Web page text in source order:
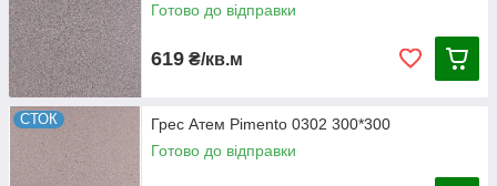
Готово до відправки
619 ₴/кв.м
СТОК
Грес Атем Pimento 0302 300*300
Готово до відправки